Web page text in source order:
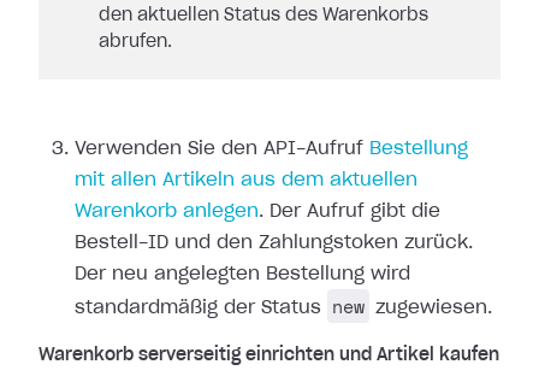
den aktuellen Status des Warenkorbs
abrufen.
Verwenden Sie den API-Aufruf Bestellung
mit allen Artikeln aus dem aktuellen
Warenkorb anlegen. Der Aufruf gibt die
Bestell-ID und den Zahlungstoken zurück.
Der neu angelegten Bestellung wird
standardmäßig der Status
new zugewiesen.
Warenkorb serverseitig einrichten und Artikel kaufen